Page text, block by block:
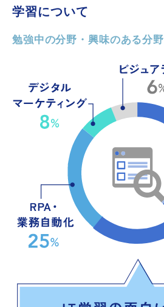
学習について
勉強中の分野・興味のある分野